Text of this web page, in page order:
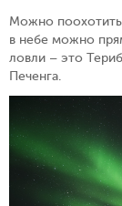
Можно
в небе можно
ловли – это
Печенга.